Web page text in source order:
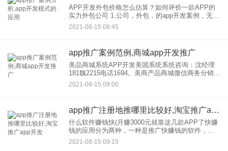
APP开发外包价格怎么估算？如何评价一款APP的
实力外包公司 1.公司，外包，的app开发案例，无论
是大公司还是小公司，都是从之前公司，外包的一
2021-08-15 08:45
app推广案例范例,商城app开发推广
美品商城系统APP开发美国系统系统咨询：沈经理
181魏2215电话1694。美商产品商城微信商务分销软
件app开发，美商产品商城微商代理订单返利模式小
程序开发，美商商城为模板case现成。美国商城系
2021-08-15 09:00
app推广注册地推哪里比较好,淘宝推广app开发
什么软件赚钱快(月赚3000元就靠这几款APP了快赚
钱的应用分为两种，一种是推广快赚钱的软件，另
一种是自己不推广快赚钱的软件。如果你想自己赚
钱，你在玩可以通过推广赚钱的软件。努力了一个
2021-08-15 09:15